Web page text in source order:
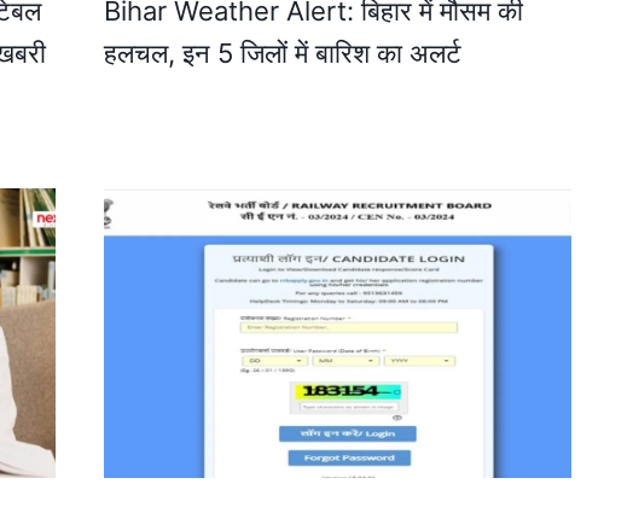
Bihar Weather Alert: बिहार में मौसम की
हलचल, इन 5 जिलों में बारिश का अलर्ट